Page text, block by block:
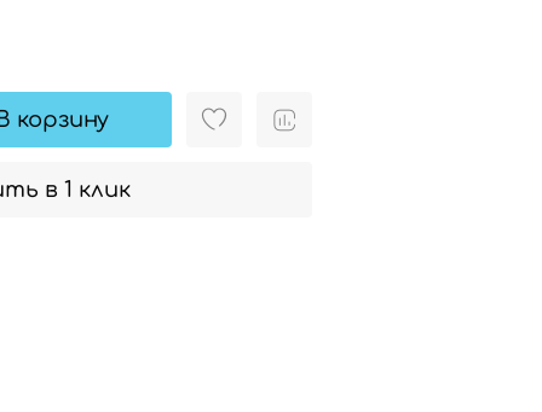
корзину
в 1 клик